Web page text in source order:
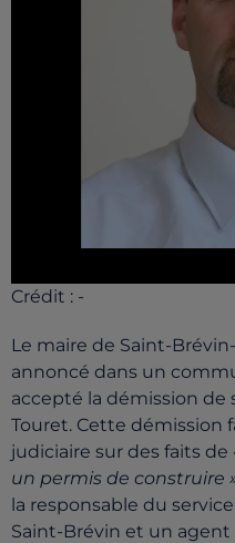
Crédit : -
Le maire de Saint-
annoncé dans un
accepté la démission de
Touret. Cette démission
judiciaire sur des faits de
un permis de construire
la responsable du
Saint-Brévin et un